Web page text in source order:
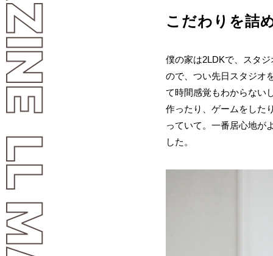
こだわりを詰
僕の家は2LDKで、スタ
ので、つい先日スタジオ
て時間感覚もわからない
作ったり、ゲームをした
っていて。一番居心地が
した。